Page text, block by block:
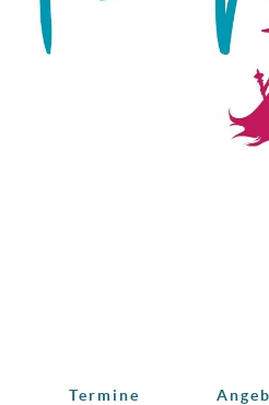
Termine